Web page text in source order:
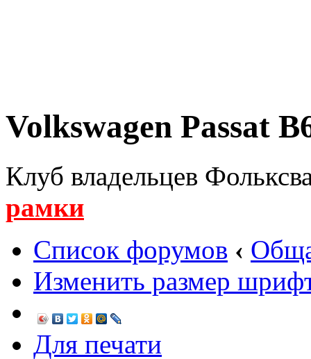
Volkswagen Passat
Клуб владельцев
рамки
Список форумов ‹
Изменить размер
Для печати